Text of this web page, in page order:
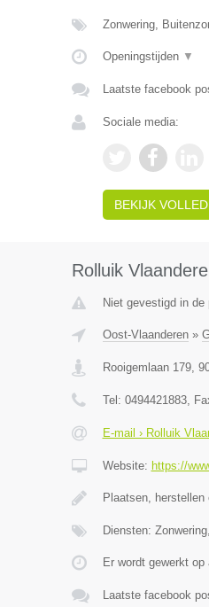
Zonwering,
Openingstijden ▼
Laatste facebook
Sociale media:
BEKIJK
Rolluik
Niet gevestigd in
Oost-Vlaanderen»
Rooigemlaan 179,
Tel: 0494421883,
E-mail › Rolluik
Website: https://
Plaatsen,
Diensten:
Er wordt gewerkt op
Laatste facebook